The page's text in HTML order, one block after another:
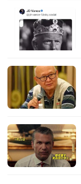
多
面